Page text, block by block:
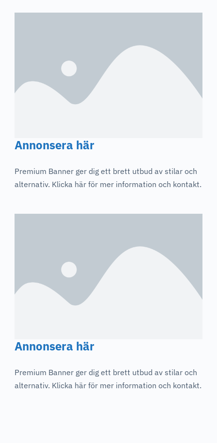
Annonsera här
Premium Banner ger dig ett brett utbud av stilar och
alternativ. Klicka här för mer information och kontakt.
Annonsera här
Premium Banner ger dig ett brett utbud av stilar och
alternativ. Klicka här för mer information och kontakt.